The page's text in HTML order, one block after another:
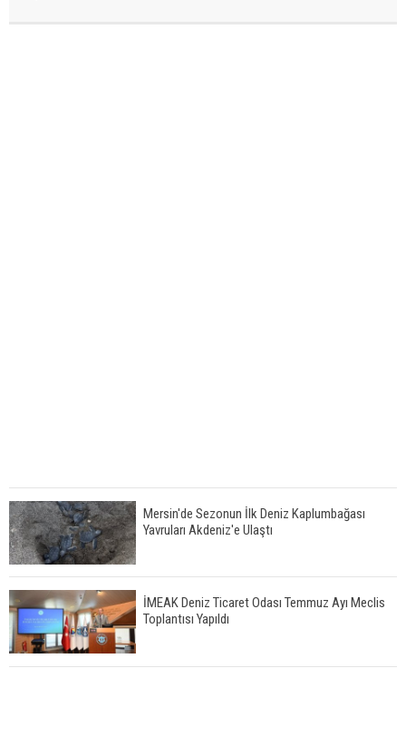
Mersin'de Sezonun İlk Deniz Kaplumbağası
Yavruları Akdeniz'e Ulaştı
İMEAK Deniz Ticaret Odası Temmuz Ayı Meclis
Toplantısı Yapıldı